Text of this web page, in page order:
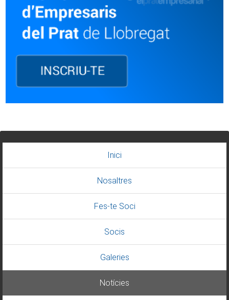
Inici
Nosaltres
Fes-te Soci
Socis
Galeries
Notícies